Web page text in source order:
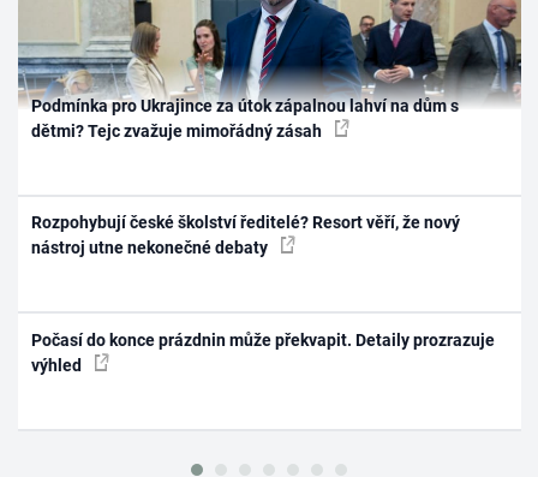
Podmínka pro Ukrajince za útok zápalnou lahví na dům s
dětmi? Tejc zvažuje mimořádný zásah
Rozpohybují české školství ředitelé? Resort věří, že nový
nástroj utne nekonečné debaty
Počasí do konce prázdnin může překvapit. Detaily prozrazuje
výhled